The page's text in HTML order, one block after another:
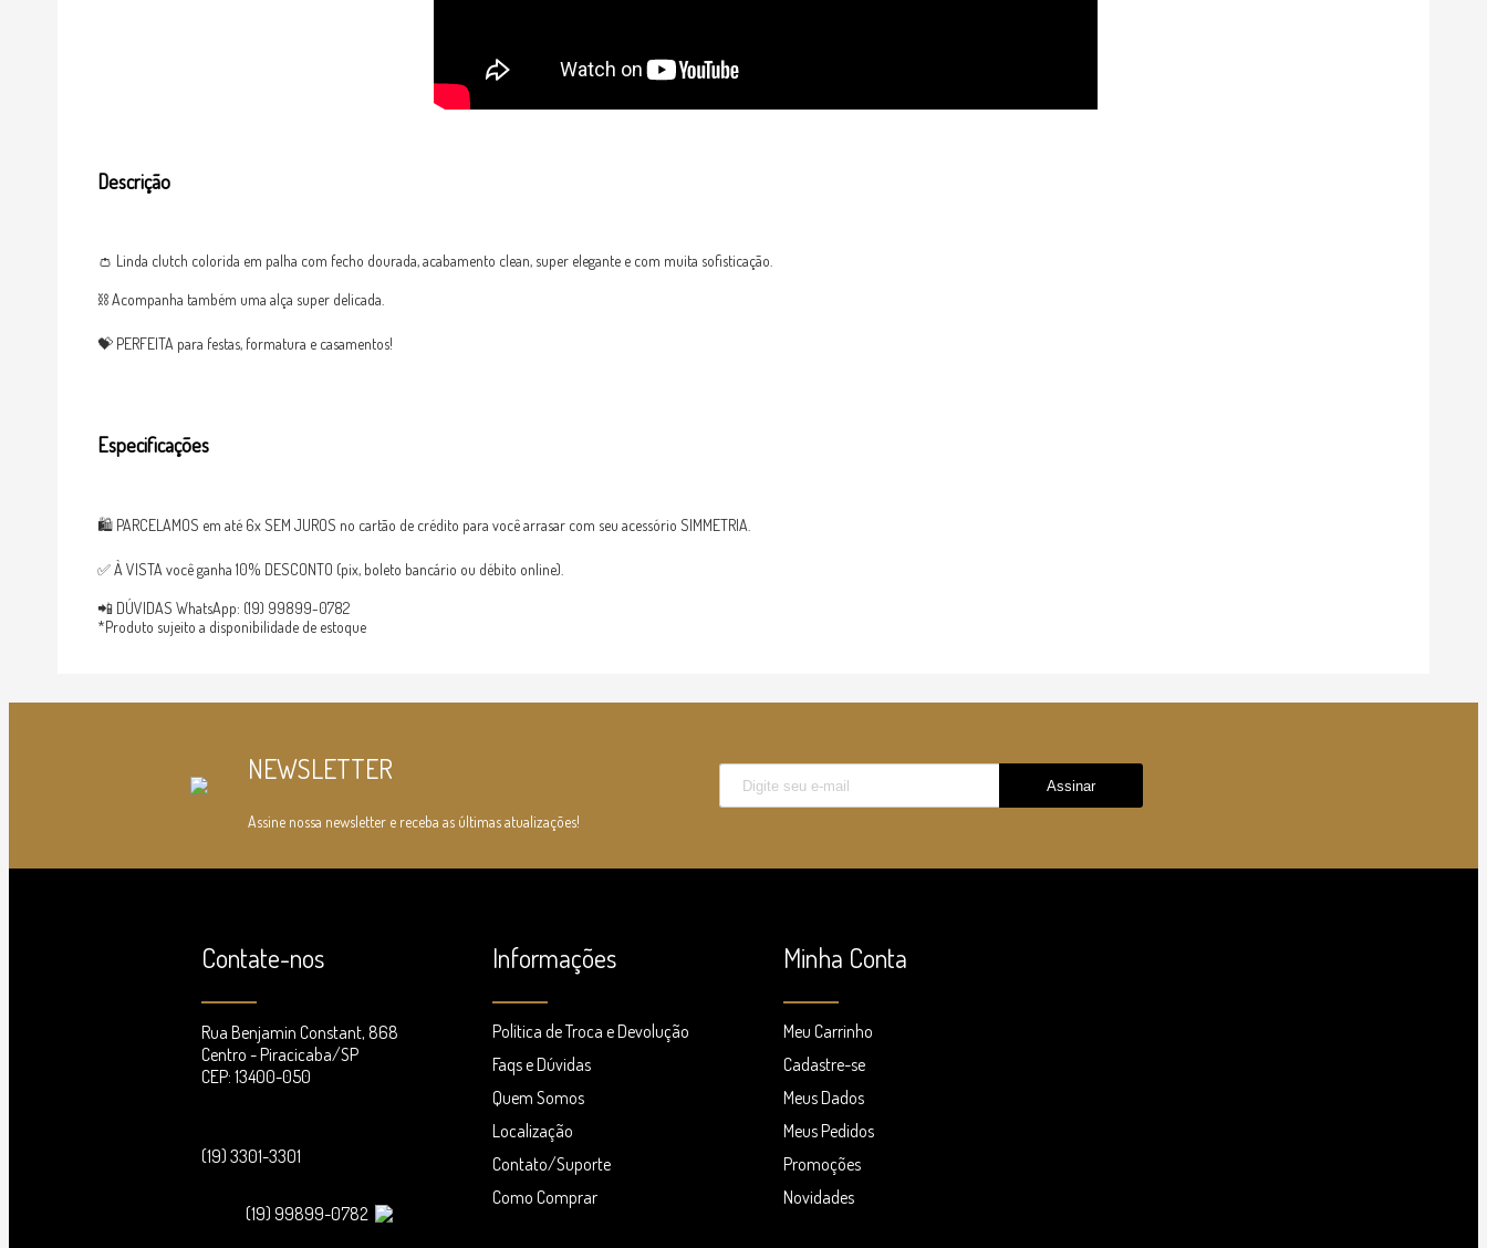
Descrição
👛 Linda clutch colorida em palha com fecho dourada, acabamento clean, super elegante e com muita sofisticação.
⛓ Acompanha também uma alça super delicada.
💝 PERFEITA para festas, formatura e casamentos!
Especificações
🛍 PARCELAMOS em até 6x SEM JUROS no cartão de crédito para você arrasar com seu acessório SIMMETRIA.
✅ À VISTA você ganha 10% DESCONTO (pix, boleto bancário ou débito online).
📲 DÚVIDAS WhatsApp: (19) 99899-0782
*Produto sujeito a disponibilidade de estoque
NEWSLETTER
Assine nossa newsletter e receba as últimas atualizações!
Contate-nos
Rua Benjamin Constant, 868
Centro - Piracicaba/SP
CEP: 13400-050
(19) 3301-3301
(19) 99899-0782
Informações
Política de Troca e Devolução
Faqs e Dúvidas
Quem Somos
Localização
Contato/Suporte
Como Comprar
Minha Conta
Meu Carrinho
Cadastre-se
Meus Dados
Meus Pedidos
Promoções
Novidades